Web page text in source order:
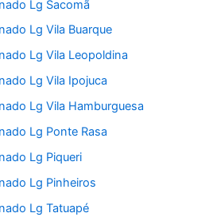
Lg Sacomã
Lg Vila Buarque
Lg Vila Leopoldina
Lg Vila Ipojuca
Lg Vila Hamburguesa
Lg Ponte Rasa
Lg Piqueri
Lg Pinheiros
Lg Tatuapé